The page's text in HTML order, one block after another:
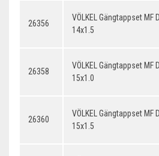
26356
VÖLKEL Gängtappset MF
14x1.5
26358
VÖLKEL Gängtappset MF
15x1.0
26360
VÖLKEL Gängtappset MF
15x1.5